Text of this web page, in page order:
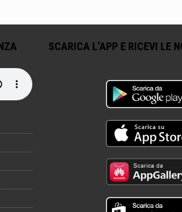
SCARICA L’APP E RICEVI LE